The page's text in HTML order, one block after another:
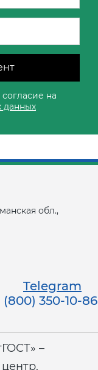
на
данных
обл.,
Telegram
(800) 350-10-86
–